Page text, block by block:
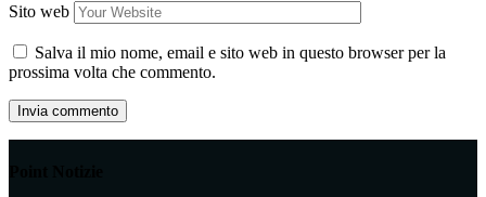
Sito web
Salva il mio nome, email e sito web in questo browser per la
prossima volta che commento.